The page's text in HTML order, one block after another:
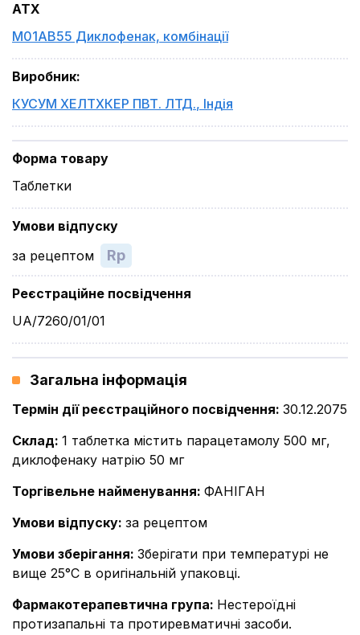
ATX
M01AB55 Диклофенак, комбінації
Виробник:
КУСУМ ХЕЛТХКЕР ПВТ. ЛТД., Індія
Форма товару
Таблетки
Умови відпуску
за рецептом
Rp
Реєстраційне посвідчення
UA/7260/01/01
Загальна інформація
Термін дії реєстраційного посвідчення: 30.12.2075
Склад: 1 таблетка містить парацетамолу 500 мг,
диклофенаку натрію 50 мг
Торгівельне найменування: ФАНІГАН
Умови відпуску: за рецептом
Умови зберігання: Зберігати при температурі не
вище 25°С в оригінальній упаковці.
Фармакотерапевтична група: Нестероїдні
протизапальні та протиревматичні засоби.